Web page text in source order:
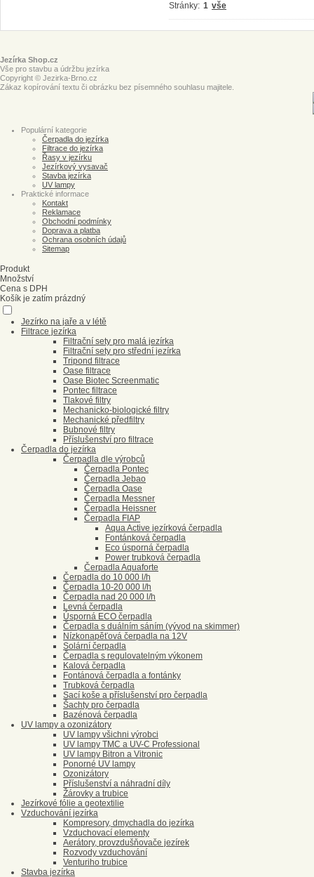
Stránky: 1 vše
Jezírka Shop.cz
Vše pro stavbu a údržbu jezírka
Copyright © Jezirka-Brno.cz
Zákaz kopírování textu či obrázku bez písemného souhlasu majitele.
Populární kategorie
Čerpadla do jezírka
Filtrace do jezírka
Řasy v jezírku
Jezírkový vysavač
Stavba jezírka
UV lampy
Praktické informace
Kontakt
Reklamace
Obchodní podmínky
Doprava a platba
Ochrana osobních údajů
Sitemap
Produkt
Množství
Cena s DPH
Košík je zatím prázdný
Jezírko na jaře a v létě
Filtrace jezírka
Filtrační sety pro malá jezírka
Filtrační sety pro střední jezírka
Tripond filtrace
Oase filtrace
Oase Biotec Screenmatic
Pontec filtrace
Tlakové filtry
Mechanicko-biologické filtry
Mechanické předfiltry
Bubnové filtry
Příslušenství pro filtrace
Čerpadla do jezírka
Čerpadla dle výrobců
Čerpadla Pontec
Čerpadla Jebao
Čerpadla Oase
Čerpadla Messner
Čerpadla Heissner
Čerpadla FIAP
Aqua Active jezírková čerpadla
Fontánková čerpadla
Eco úsporná čerpadla
Power trubková čerpadla
Čerpadla Aquaforte
Čerpadla do 10 000 l/h
Čerpadla 10-20 000 l/h
Čerpadla nad 20 000 l/h
Levná čerpadla
Úsporná ECO čerpadla
Čerpadla s duálním sáním (vývod na skimmer)
Nízkonapěťová čerpadla na 12V
Solární čerpadla
Čerpadla s regulovatelným výkonem
Kalová čerpadla
Fontánová čerpadla a fontánky
Trubková čerpadla
Sací koše a příslušenství pro čerpadla
Šachty pro čerpadla
Bazénová čerpadla
UV lampy a ozonizátory
UV lampy všichni výrobci
UV lampy TMC a UV-C Professional
UV lampy Bitron a Vitronic
Ponorné UV lampy
Ozonizátory
Příslušenství a náhradní díly
Žárovky a trubice
Jezírkové fólie a geotextilie
Vzduchování jezírka
Kompresory, dmychadla do jezírka
Vzduchovací elementy
Aerátory, provzdušňovače jezírek
Rozvody vzduchování
Venturiho trubice
Stavba jezírka